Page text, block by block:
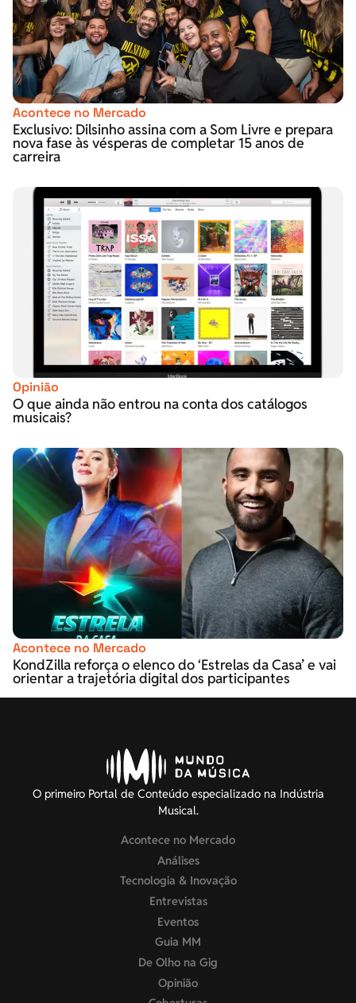
Acontece no Mercado
Exclusivo: Dilsinho assina com a Som Livre e prepara
nova fase às vésperas de completar 15 anos de
carreira
Opinião
O que ainda não entrou na conta dos catálogos
musicais?
Acontece no Mercado
KondZilla reforça o elenco do ‘Estrelas da Casa’ e vai
orientar a trajetória digital dos participantes
O primeiro Portal de Conteúdo especializado na Indústria
Musical.
Acontece no Mercado
Análises
Tecnologia & Inovação
Entrevistas
Eventos
Guia MM
De Olho na Gig
Opinião